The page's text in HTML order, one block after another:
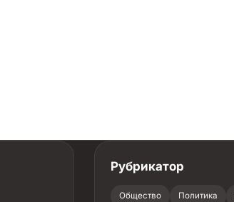
Рубрикатор
Общество Политика